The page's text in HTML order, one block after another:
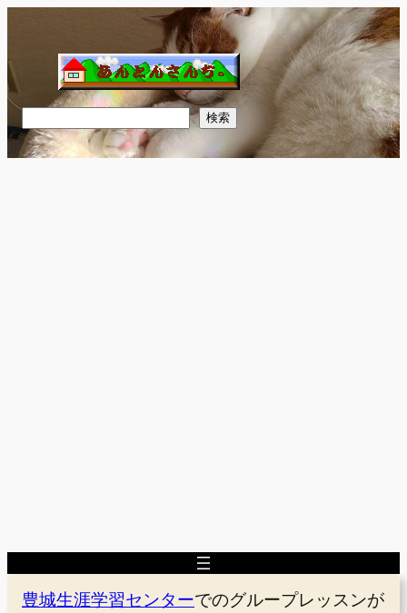
を
ス
キ
ッ
プ
索
検索
豊城生涯学習センターでのグループレッスンが